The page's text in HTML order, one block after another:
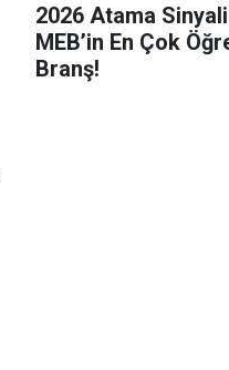
2026 Atama
MEB’in En Çok
Branş!